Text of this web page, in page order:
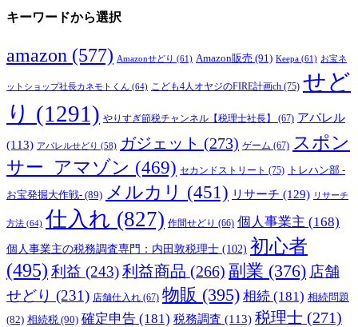
キーワードから選択
amazon (577) Amazonせどり (61) Amazon販売 (91) Keepa (61) お宝ネ
ットショップ社長カネモトくん (64) こども4人オヤジのFIRE計画ch (75) せど
り (1291) やりすぎ節税チャンネル【税理士社長】 (67) アパレル
(113) アパレルせどり (58) ガジェット (273) ゲーム (67) スポン
サー_アマゾン (469) セカンドストリート (75) トレハン部 -
お宝発掘大作戦- (89) メルカリ (451) リサーチ (129) リサーチ
方法 (64) 仕入れ (827) 作間せどり (66) 個人事業主 (168)
個人事業主の税務調査専門：内田敦税理士 (102) 初心者
(495) 利益 (243)利益商品 (266) 副業 (376) 店舗
せどり (231) 店舗仕入れ (67) 物販 (395) 相続 (181) 相続問題
(82) 相続税 (90) 確定申告 (181) 税務調査 (113) 税理士 (271)